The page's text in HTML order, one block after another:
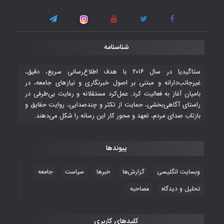
تاریخی ایران
جوانان فوتسالیست کشور با گلباران تایلند به
فینال رفتند
۲۸ October ۲۰۲۵
با شکست چین، فوتسال‌بازان جوان
۲۶ October ۲۰۲۵
شناسنامه
ستاگیدیا در سال ۲۰۱۶ با هدف اطلاع‌رسانی سریع، دقیق،
غیرجانب‌دارانه و مبتنی بر اصول خبرنگاری و نیازهای جامعه، در
بامیان آغاز به فعالیت کرد. عمل‌کرد مستقلانه و رعایت بی‌طرفی در
راستای آگاهی‌بخشی، حمایت از تکثر و چندصدایی، روایت حقایق و
بازتاب صدای مردم، تعهد و محور کار این رسانه را شکل می‌دهند.
پیوندها
وبسایت انگلیسی گزارش‌ها خبرها سیاست
جامعه
تحلیل و دیدگاه
مصاحبه
کلیدهای کاربری